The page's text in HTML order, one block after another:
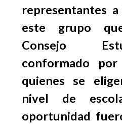
representantes
este grupo
Consejo
conformado
quienes se
nivel de
oportunidad